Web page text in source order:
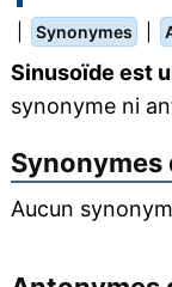
Synonymes
Sinusoïde est
synonyme ni
Synonymes
Aucun